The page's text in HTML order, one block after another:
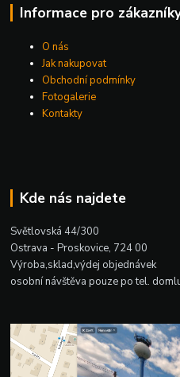
Informace pro
O nás
Jak nakupovat
Obchodní podmínky
Fotogalerie
Kontakty
Kde nás najdete
Světlovská 44/300
Ostrava - Proskovice, 724 00
Výroba,sklad,výdej objednávek
osobní návštěva pouze po tel.